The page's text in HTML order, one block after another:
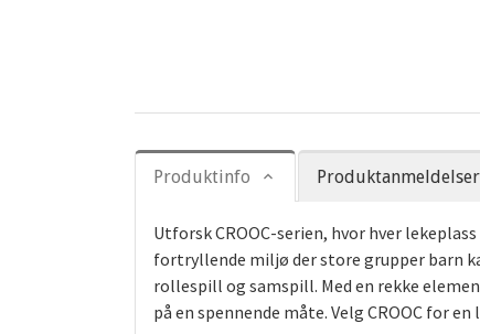
Produktinfo
Utforsk CROOC-serien, hvor hver
fortryllende miljø der store grupper barn
rollespill og samspill. Med en rekke
på en spennende måte. Velg CROOC for